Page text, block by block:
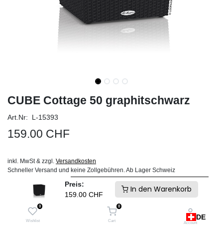
Preis:
159.00 CHF
In den Warenkorb
0
Wishlist
0
Cart Account
CUBE Cottage 50 graphitschwarz
Art.Nr: L-15393
159.00 CHF
inkl. MwSt & zzgl. Versandkosten
Schneller Versand und keine Zollgebühren. Ab Lager Schweiz
IN DEN WARENKORB
Auf die Wunschliste
DE